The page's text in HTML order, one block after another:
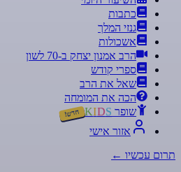
כתבות
גנזי המלך
אשכולות
הרב אמנון יצחק ב-70 לשון
ספרי קודש
שאל את הרב
הכה את המומחה
שופר
KIDS חדש!
אזור אישי
תרום עכשיו ←